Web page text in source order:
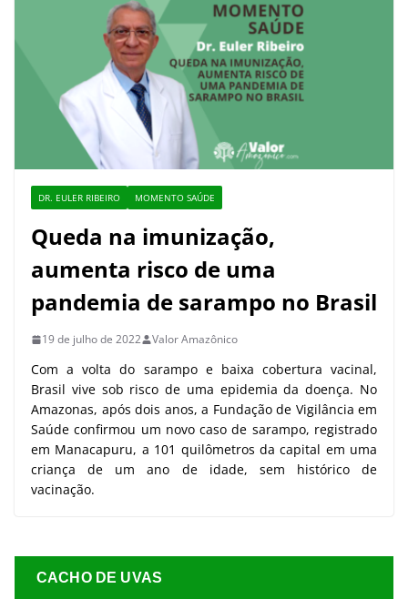
DR. EULER RIBEIRO MOMENTO SAÚDE
Queda na imunização,
aumenta risco de uma
pandemia de sarampo no Brasil
19 de julho de 2022 Valor Amazônico
Com a volta do sarampo e baixa cobertura vacinal,
Brasil vive sob risco de uma epidemia da doença. No
Amazonas, após dois anos, a Fundação de Vigilância em
Saúde confirmou um novo caso de sarampo, registrado
em Manacapuru, a 101 quilômetros da capital em uma
criança de um ano de idade, sem histórico de
vacinação.
CACHO DE UVAS